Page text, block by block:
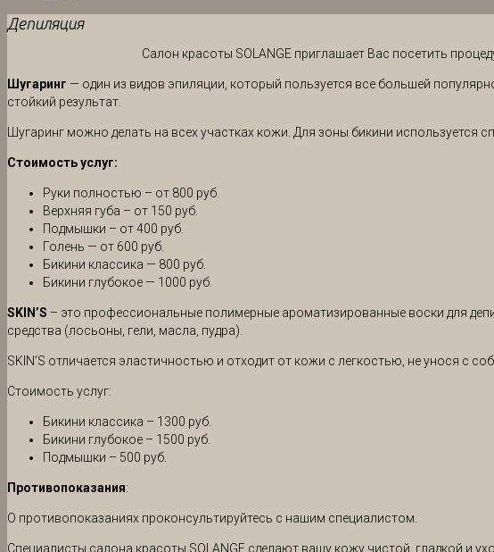
Депиляция
Салон красоты SOLANGE приглашает Вас посетить
Шугаринг — один из видов эпиляции, который пользуется все большей
стойкий результат.
Шугаринг можно делать на всех участках кожи. Для зоны бикини
Стоимость услуг:
Руки полностью – от 800 руб.
Верхняя губа – от 150 руб.
Подмышки – от 400 руб.
Голень — от 600 руб.
Бикини классика — 800 руб.
Бикини глубокое — 1000 руб.
SKIN’S – это профессиональные полимерные ароматизированные воски для
средства (лосьоны, гели, масла, пудра).
SKIN’S отличается эластичностью и отходит от кожи с легкостью, не унося с
Стоимость услуг:
Бикини классика – 1300 руб.
Бикини глубокое – 1500 руб.
Подмышки – 500 руб.
Противопоказания:
О противопоказаниях проконсультируйтесь с нашим специалистом.
Специалисты салона красоты SOLANGE сделают вашу кожу чистой, гладкой и